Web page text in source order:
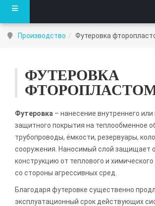
Производство Футеровка
ФУТЕРОВКА
ФТОРОПЛАСТОМ
Футеровка – нанесение внутреннего
защитного покрытия на теплообменное
трубопроводы, ёмкости, резервуары,
сооружения. Наносимый слой защищает
конструкцию от теплового и
со стороны агрессивных сред.
Благодаря футеровке существенно
эксплуатационный срок действующих